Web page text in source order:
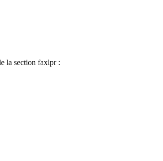
la section faxlpr :